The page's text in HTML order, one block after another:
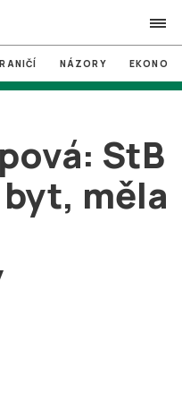
search
NÁZORY
StB
měla